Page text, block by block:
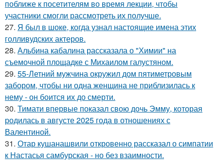
поближе к посетителям во время лекции, чтобы
участники смогли рассмотреть их получше.
27. Я был в шоке, когда узнал настоящие имена этих
голливудских актеров.
28. Альбина кабалина рассказала о "Химии" на
съемочной площадке с Михаилом галустяном.
29. 55-Летний мужчина окружил дом пятиметровым
забором, чтобы ни одна женщина не приблизилась к
нему - он боится их до смерти.
30. Тимати впервые показал свою дочь Эмму, которая
родилась в августе 2025 года в отношениях с
Валентиной.
31. Отар кушанашвили откровенно рассказал о симпатии
к Настасья самбурская - но без взаимности.